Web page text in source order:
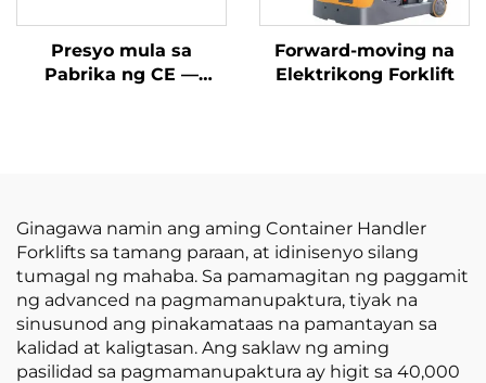
Presyo mula sa
Pabrika ng CE —
Lahat ng Uri ng
Terreno
Forward-moving na
Elektrikong Forklift
Ginagawa namin ang aming Container Handler
Forklifts sa tamang paraan, at idinisenyo silang
tumagal ng mahaba. Sa pamamagitan ng paggamit
ng advanced na pagmamanupaktura, tiyak na
sinusunod ang pinakamataas na pamantayan sa
kalidad at kaligtasan. Ang saklaw ng aming
pasilidad sa pagmamanupaktura ay higit sa 40,000